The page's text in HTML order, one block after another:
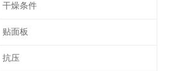
干燥条件
贴面板
抗压